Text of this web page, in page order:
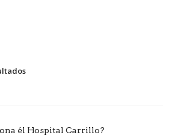
él Hospital Carrillo?